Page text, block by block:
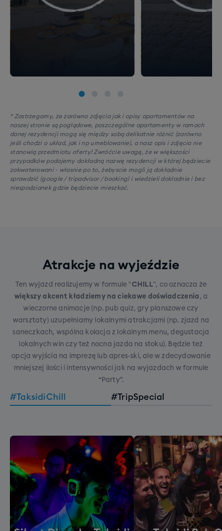
* Zastrzegamy, że zarówno zdjęcia jak i opisy apartamentów na
naszej stronie są poglądowe, poszczególne apartamenty w ramach
danej rezydencji mogą się między sobą delikatnie różnić (zarówno
jeśli chodzi o układ, jak i np umeblowanie), a nasz opis i zdjęcia nie
stanowią przedmiotu oferty! Zwróćcie uwagę, że w większości
przypadków podajemy dokładną nazwę rezydencji w której będziecie
zakwaterowani - własnie po to, żebyscie mogli ją dokładnie
sprawdzić (google / tripadvisor / booking) i wiedzieli dokładnie i bez
niespodzianek gdzie będziecie mieszkać.
Atrakcje na wyjeździe
Ten wyjazd realizujemy w formule "CHILL", co oznacza że
większy akcent kładziemy na ciekawe doświadczenia , a
wieczorne animacje (np. pub quiz, gry planszowe czy
warsztaty) uzupełniamy lokalnymi atrakcjami (np. zjazd na
saneczkach, wspólna kolacja z lokalnym menu, degustacja
lokalnych win czy też nocna jazda na stoku). Będzie też
opcja wyjścia na imprezę lub apres-ski, ale w zdecydowanie
mniejszej ilości i intensywności jak na wyjazdach w formule
“Party”.
#TaksidiChill #TripSpecial